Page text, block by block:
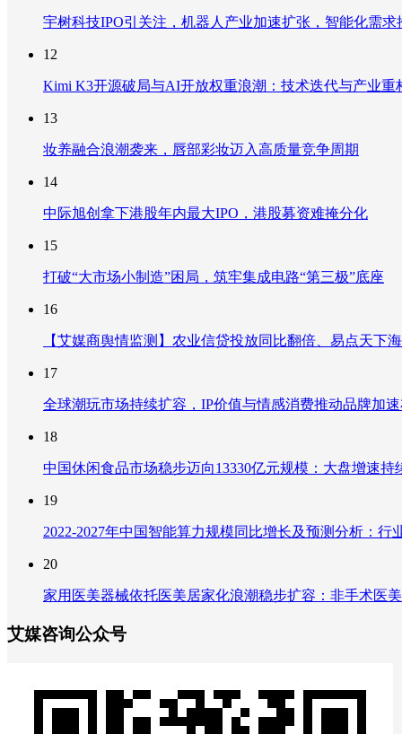
宇树科技IPO引关注，机器人产业加速扩张，智能化需求
12
Kimi K3开源破局与AI开放权重浪潮：技术迭代与产业重
13
妆养融合浪潮袭来，唇部彩妆迈入高质量竞争周期
14
中际旭创拿下港股年内最大IPO，港股募资难掩分化
15
打破“大市场小制造”困局，筑牢集成电路“第三极”底座
16
【艾媒商舆情监测】农业信贷投放同比翻倍、易点天下
17
全球潮玩市场持续扩容，IP价值与情感消费推动品牌加
18
中国休闲食品市场稳步迈向13330亿元规模：大盘增速
19
2022-2027年中国智能算力规模同比增长及预测分析：
20
家用医美器械依托医美居家化浪潮稳步扩容：非手术医
艾媒咨询公众号